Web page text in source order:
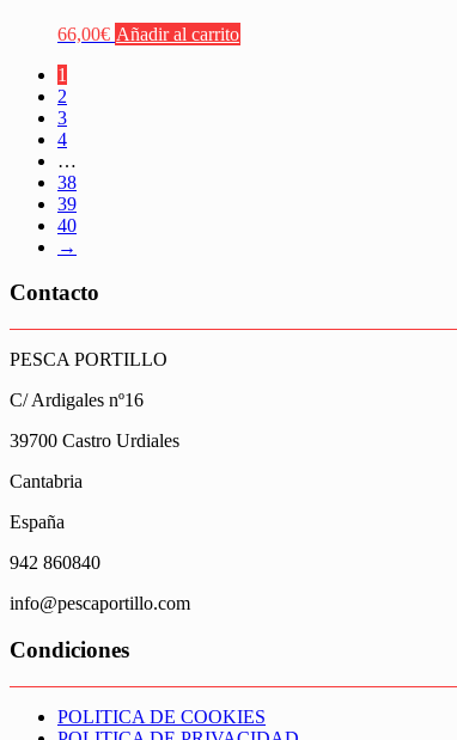
66,00€ Añadir al carrito
1
2
3
4
…
38
39
40
→
Contacto
PESCA PORTILLO
C/ Ardigales nº16
39700 Castro Urdiales
Cantabria
España
942 860840
info@pescaportillo.com
Condiciones
POLITICA DE COOKIES